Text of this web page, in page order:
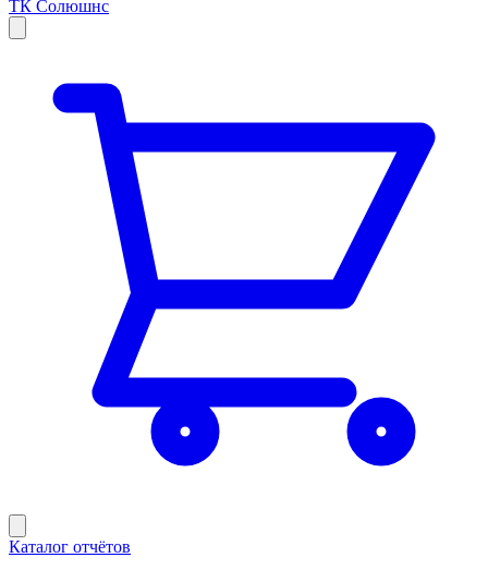
ТК Солюшнс
Каталог отчётов